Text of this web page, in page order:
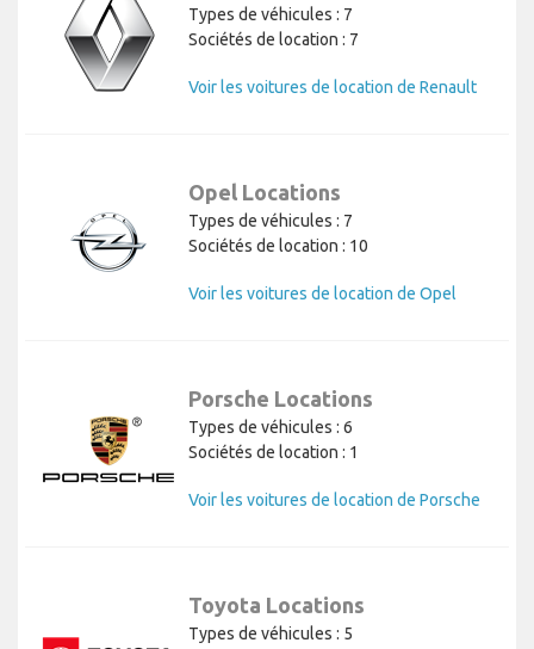
Types de véhicules : 7
Sociétés de location : 7
Voir les voitures de location de Renault
Opel Locations
Types de véhicules : 7
Sociétés de location : 10
Voir les voitures de location de Opel
Porsche Locations
Types de véhicules : 6
Sociétés de location : 1
Voir les voitures de location de Porsche
Toyota Locations
Types de véhicules : 5